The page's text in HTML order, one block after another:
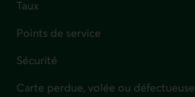
Taux
Points de service
Sécurité
Carte perdue, volée ou défectueuse